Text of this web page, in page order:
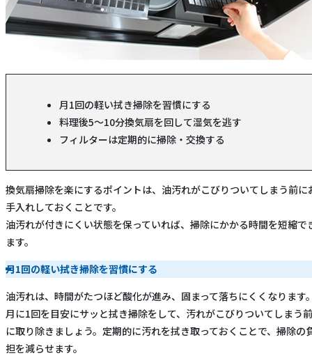
月1回の軽い拭き掃除を習慣にする
料理後5〜10分換気扇を回して湿気を逃す
フィルターは定期的に掃除・交換する
換気扇掃除を楽にするポイントは、油汚れがこびりついてしまう前に
手入れしておくことです。
油汚れが付きにくい状態を保っていれば、掃除にかかる時間を短縮で
ます。
月1回の軽い拭き掃除を習慣にする
油汚れは、時間がたつほど酸化が進み、固まって落ちにくくなります
月に1回を目安にサッと拭き掃除をして、汚れがこびりついてしまう前
に取り除きましょう。定期的に汚れを拭き取っておくことで、掃除の
担を減らせます。